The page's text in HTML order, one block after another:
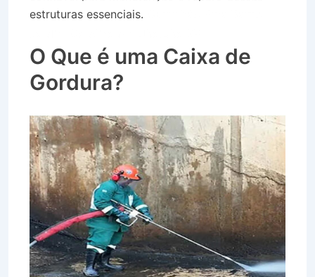
estruturas essenciais.
O Que é uma Caixa de
Gordura?